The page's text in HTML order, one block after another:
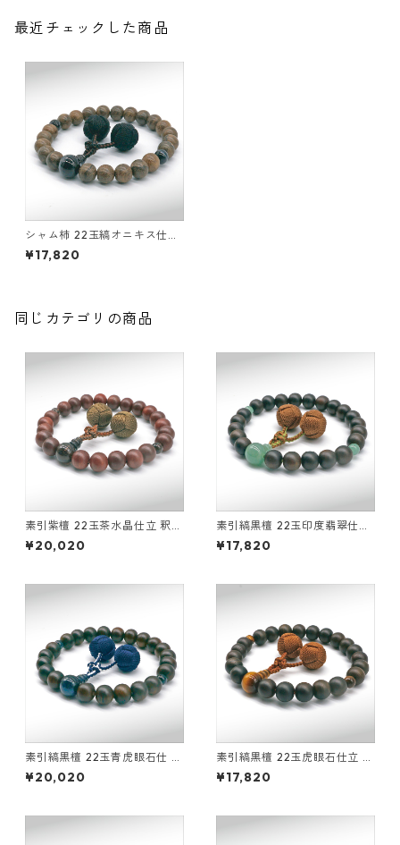
最近チェックした商品
シャム柿 22玉縞オニキス仕立
釈迦凡天
¥17,820
同じカテゴリの商品
素引紫檀 22玉茶水晶仕立 釈迦
凡天
¥20,020
素引縞黒檀 22玉印度翡翠仕立
釈迦凡天
¥17,820
素引縞黒檀 22玉青虎眼石仕 立
釈迦凡天
¥20,020
素引縞黒檀 22玉虎眼石仕立 釈
迦凡天
¥17,820